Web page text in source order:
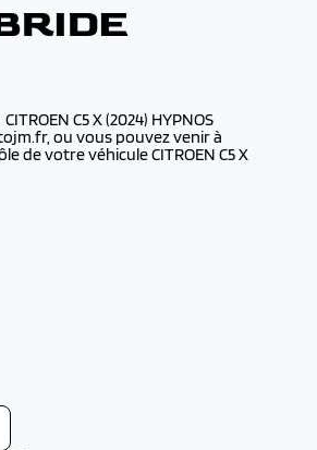
C5 X (2024) HYPNOS
ou vous pouvez venir à
votre véhicule CITROEN C5 X